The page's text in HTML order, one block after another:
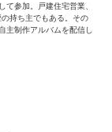
て参加。戸建住宅営業、
持ち主でもある。その
制作アルバムを配信し